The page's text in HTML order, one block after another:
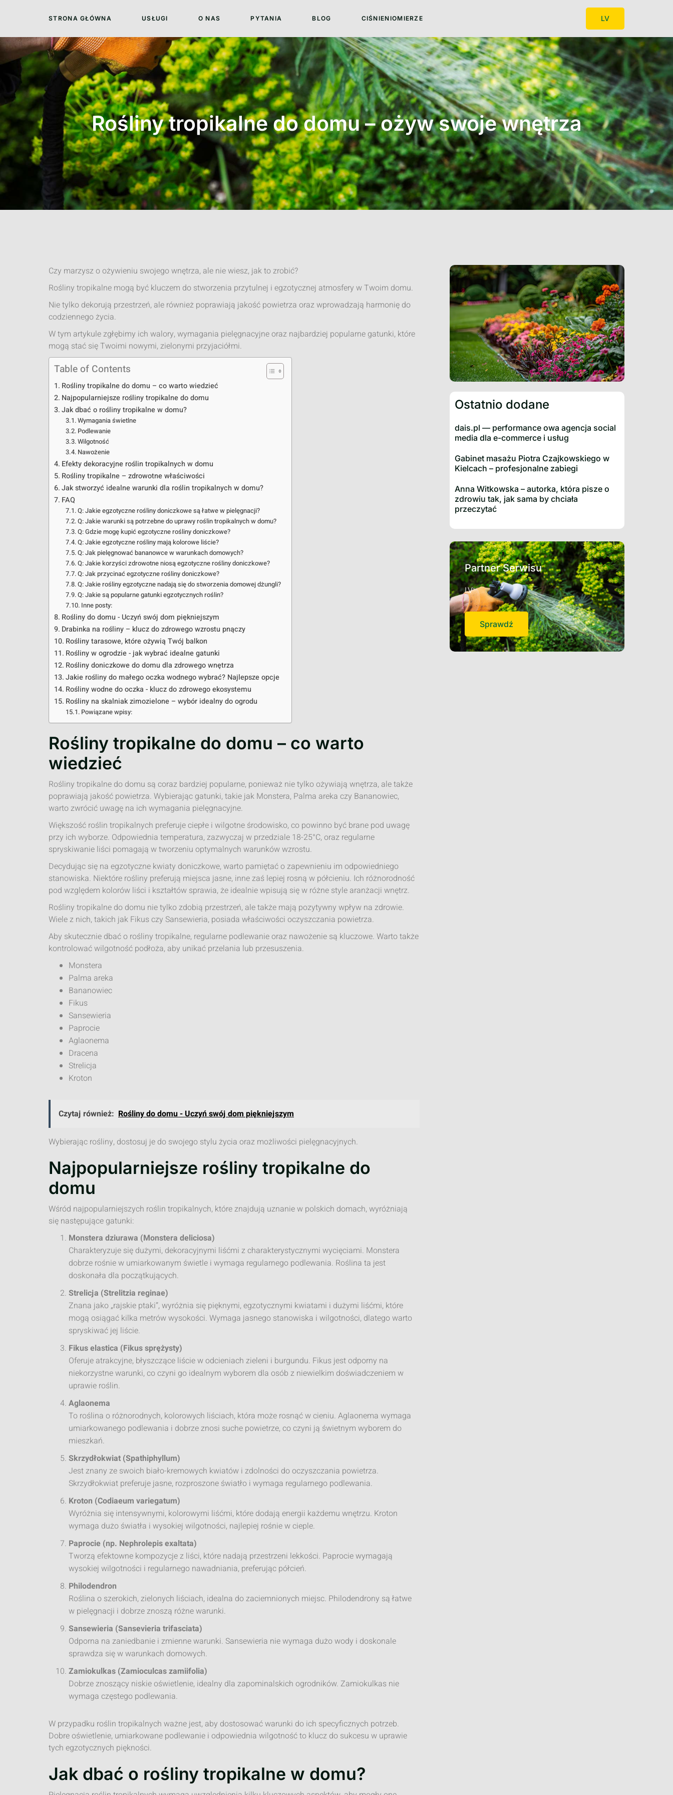
STRONA GŁÓWNA USŁUGI O NAS PYTANIA BLOG CIŚNIENIOMIERZE LV
Rośliny tropikalne do domu – ożyw swoje wnętrza
Czy marzysz o ożywieniu swojego wnętrza, ale nie wiesz, jak to zrobić?
Rośliny tropikalne mogą być kluczem do stworzenia przytulnej i egzotycznej atmosfery w Twoim domu.
Nie tylko dekorują przestrzeń, ale również poprawiają jakość powietrza oraz wprowadzają harmonię do
codziennego życia.
W tym artykule zgłębimy ich walory, wymagania pielęgnacyjne oraz najbardziej popularne gatunki, które
mogą stać się Twoimi nowymi, zielonymi przyjaciółmi.
Table of Contents
Rośliny tropikalne do domu – co warto wiedzieć
Najpopularniejsze rośliny tropikalne do domu
Jak dbać o rośliny tropikalne w domu?
Wymagania świetlne
Podlewanie
Wilgotność
Nawożenie
Efekty dekoracyjne roślin tropikalnych w domu
Rośliny tropikalne – zdrowotne właściwości
Jak stworzyć idealne warunki dla roślin tropikalnych w domu?
FAQ
Q: Jakie egzotyczne rośliny doniczkowe są łatwe w pielęgnacji?
Q: Jakie warunki są potrzebne do uprawy roślin tropikalnych w domu?
Q: Gdzie mogę kupić egzotyczne rośliny doniczkowe?
Q: Jakie egzotyczne rośliny mają kolorowe liście?
Q: Jak pielęgnować bananowce w warunkach domowych?
Q: Jakie korzyści zdrowotne niosą egzotyczne rośliny doniczkowe?
Q: Jak przycinać egzotyczne rośliny doniczkowe?
Q: Jakie rośliny egzotyczne nadają się do stworzenia domowej dżungli?
Q: Jakie są popularne gatunki egzotycznych roślin?
Inne posty:
Rośliny do domu - Uczyń swój dom piękniejszym
Drabinka na rośliny – klucz do zdrowego wzrostu pnączy
Rośliny tarasowe, które ożywią Twój balkon
Rośliny w ogrodzie - jak wybrać idealne gatunki
Rośliny doniczkowe do domu dla zdrowego wnętrza
Jakie rośliny do małego oczka wodnego wybrać? Najlepsze opcje
Rośliny wodne do oczka - klucz do zdrowego ekosystemu
Rośliny na skalniak zimozielone – wybór idealny do ogrodu
Powiązane wpisy:
Rośliny tropikalne do domu – co warto
wiedzieć
Rośliny tropikalne do domu są coraz bardziej popularne, ponieważ nie tylko ożywiają wnętrza, ale także
poprawiają jakość powietrza. Wybierając gatunki, takie jak Monstera, Palma areka czy Bananowiec,
warto zwrócić uwagę na ich wymagania pielęgnacyjne.
Większość roślin tropikalnych preferuje ciepłe i wilgotne środowisko, co powinno być brane pod uwagę
przy ich wyborze. Odpowiednia temperatura, zazwyczaj w przedziale 18-25°C, oraz regularne
spryskiwanie liści pomagają w tworzeniu optymalnych warunków wzrostu.
Decydując się na egzotyczne kwiaty doniczkowe, warto pamiętać o zapewnieniu im odpowiedniego
stanowiska. Niektóre rośliny preferują miejsca jasne, inne zaś lepiej rosną w półcieniu. Ich różnorodność
pod względem kolorów liści i kształtów sprawia, że idealnie wpisują się w różne style aranżacji wnętrz.
Rośliny tropikalne do domu nie tylko zdobią przestrzeń, ale także mają pozytywny wpływ na zdrowie.
Wiele z nich, takich jak Fikus czy Sansewieria, posiada właściwości oczyszczania powietrza.
Aby skutecznie dbać o rośliny tropikalne, regularne podlewanie oraz nawożenie są kluczowe. Warto także
kontrolować wilgotność podłoża, aby unikać przelania lub przesuszenia.
Monstera
Palma areka
Bananowiec
Fikus
Sansewieria
Paprocie
Aglaonema
Dracena
Strelicja
Kroton
Czytaj również: Rośliny do domu - Uczyń swój dom piękniejszym
Wybierając rośliny, dostosuj je do swojego stylu życia oraz możliwości pielęgnacyjnych.
Najpopularniejsze rośliny tropikalne do
domu
Wśród najpopularniejszych roślin tropikalnych, które znajdują uznanie w polskich domach, wyróżniają
się następujące gatunki:
Monstera dziurawa (Monstera deliciosa)
Charakteryzuje się dużymi, dekoracyjnymi liśćmi z charakterystycznymi wycięciami. Monstera
dobrze rośnie w umiarkowanym świetle i wymaga regularnego podlewania. Roślina ta jest
doskonała dla początkujących.
Strelicja (Strelitzia reginae)
Znana jako „rajskie ptaki”, wyróżnia się pięknymi, egzotycznymi kwiatami i dużymi liśćmi, które
mogą osiągać kilka metrów wysokości. Wymaga jasnego stanowiska i wilgotności, dlatego warto
spryskiwać jej liście.
Fikus elastica (Fikus sprężysty)
Oferuje atrakcyjne, błyszczące liście w odcieniach zieleni i burgundu. Fikus jest odporny na
niekorzystne warunki, co czyni go idealnym wyborem dla osób z niewielkim doświadczeniem w
uprawie roślin.
Aglaonema
To roślina o różnorodnych, kolorowych liściach, która może rosnąć w cieniu. Aglaonema wymaga
umiarkowanego podlewania i dobrze znosi suche powietrze, co czyni ją świetnym wyborem do
mieszkań.
Skrzydłokwiat (Spathiphyllum)
Jest znany ze swoich biało-kremowych kwiatów i zdolności do oczyszczania powietrza.
Skrzydłokwiat preferuje jasne, rozproszone światło i wymaga regularnego podlewania.
Kroton (Codiaeum variegatum)
Wyróżnia się intensywnymi, kolorowymi liśćmi, które dodają energii każdemu wnętrzu. Kroton
wymaga dużo światła i wysokiej wilgotności, najlepiej rośnie w cieple.
Paprocie (np. Nephrolepis exaltata)
Tworzą efektowne kompozycje z liści, które nadają przestrzeni lekkości. Paprocie wymagają
wysokiej wilgotności i regularnego nawadniania, preferując półcień.
Philodendron
Roślina o szerokich, zielonych liściach, idealna do zaciemnionych miejsc. Philodendrony są łatwe
w pielęgnacji i dobrze znoszą różne warunki.
Sansewieria (Sansevieria trifasciata)
Odporna na zaniedbanie i zmienne warunki. Sansewieria nie wymaga dużo wody i doskonale
sprawdza się w warunkach domowych.
Zamiokulkas (Zamioculcas zamiifolia)
Dobrze znoszący niskie oświetlenie, idealny dla zapominalskich ogrodników. Zamiokulkas nie
wymaga częstego podlewania.
W przypadku roślin tropikalnych ważne jest, aby dostosować warunki do ich specyficznych potrzeb.
Dobre oświetlenie, umiarkowane podlewanie i odpowiednia wilgotność to klucz do sukcesu w uprawie
tych egzotycznych piękności.
Jak dbać o rośliny tropikalne w domu?
Ostatnio dodane
dais.pl — performance owa agencja social
media dla e-commerce i usług
Gabinet masażu Piotra Czajkowskiego w
Kielcach – profesjonalne zabiegi
Anna Witkowska – autorka, która pisze o
zdrowiu tak, jak sama by chciała
przeczytać
Partner Serwisu
LV
Sprawdź